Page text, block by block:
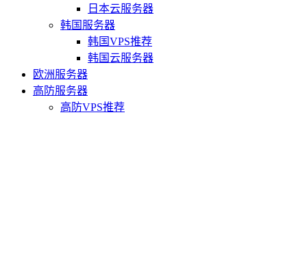
日本云服务器
韩国服务器
韩国VPS推荐
韩国云服务器
欧洲服务器
高防服务器
高防VPS推荐